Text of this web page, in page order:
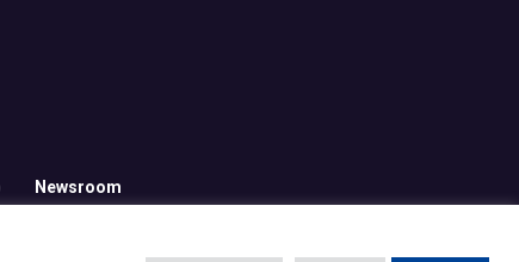
Newsroom